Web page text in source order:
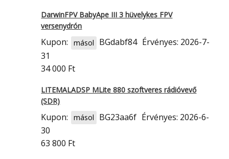
DarwinFPV BabyApe III 3 hüvelykes FPV
versenydrón
Kupon: másol BGdabf84 Érvényes: 2026-7-
31
34 000 Ft
LITEMALADSP MLite 880 szoftveres rádióvevő
(SDR)
Kupon: másol BG23aa6f Érvényes: 2026-6-
30
63 800 Ft